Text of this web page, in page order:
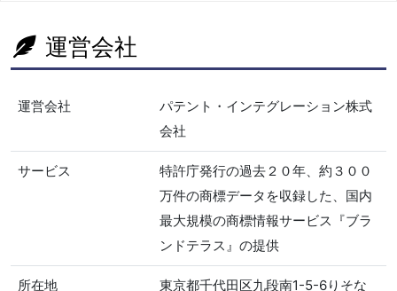
運営会社
運営会社
パテント・インテグレーション株式
会社
サービス
特許庁発行の過去２０年、約３００
万件の商標データを収録した、国内
最大規模の商標情報サービス『ブラ
ンドテラス』の提供
所在地
東京都千代田区九段南1-5-6りそな